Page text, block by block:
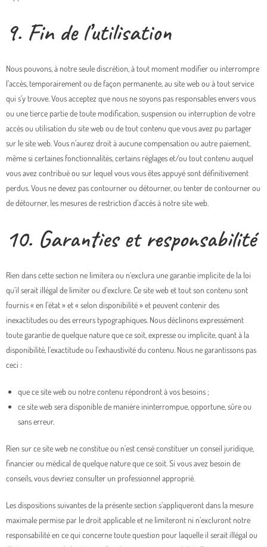
9. Fin de l’utilisation
Nous pouvons, à notre seule discrétion, à tout moment modifier ou interrompre
l’accès, temporairement ou de façon permanente, au site web ou à tout service
qui s’y trouve. Vous acceptez que nous ne soyons pas responsables envers vous
ou une tierce partie de toute modification, suspension ou interruption de votre
accès ou utilisation du site web ou de tout contenu que vous avez pu partager
sur le site web. Vous n’aurez droit à aucune compensation ou autre paiement,
même si certaines fonctionnalités, certains réglages et/ou tout contenu auquel
vous avez contribué ou sur lequel vous vous êtes appuyé sont définitivement
perdus. Vous ne devez pas contourner ou détourner, ou tenter de contourner ou
de détourner, les mesures de restriction d’accès à notre site web.
10. Garanties et responsabilité
Rien dans cette section ne limitera ou n’exclura une garantie implicite de la loi
qu’il serait illégal de limiter ou d’exclure. Ce site web et tout son contenu sont
fournis « en l’état » et « selon disponibilité » et peuvent contenir des
inexactitudes ou des erreurs typographiques. Nous déclinons expressément
toute garantie de quelque nature que ce soit, expresse ou implicite, quant à la
disponibilité, l’exactitude ou l’exhaustivité du contenu. Nous ne garantissons pas
ceci :
que ce site web ou notre contenu répondront à vos besoins ;
ce site web sera disponible de manière ininterrompue, opportune, sûre ou
sans erreur.
Rien sur ce site web ne constitue ou n’est censé constituer un conseil juridique,
financier ou médical de quelque nature que ce soit. Si vous avez besoin de
conseils, vous devriez consulter un professionnel approprié.
Les dispositions suivantes de la présente section s’appliqueront dans la mesure
maximale permise par le droit applicable et ne limiteront ni n’excluront notre
responsabilité en ce qui concerne toute question pour laquelle il serait illégal ou